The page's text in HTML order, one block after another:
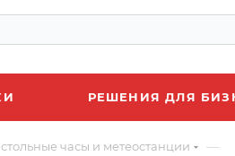
РЕШЕНИЯ ДЛЯ
часы и метеостанции —